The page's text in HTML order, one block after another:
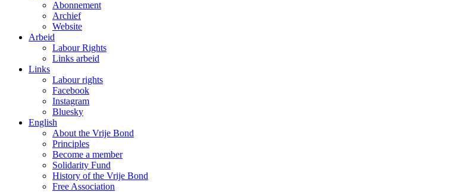
Abonnement
Archief
Website
Arbeid
Labour Rights
Links arbeid
Links
Labour rights
Facebook
Instagram
Bluesky
English
About the Vrije Bond
Principles
Become a member
Solidarity Fund
History of the Vrije Bond
Free Association